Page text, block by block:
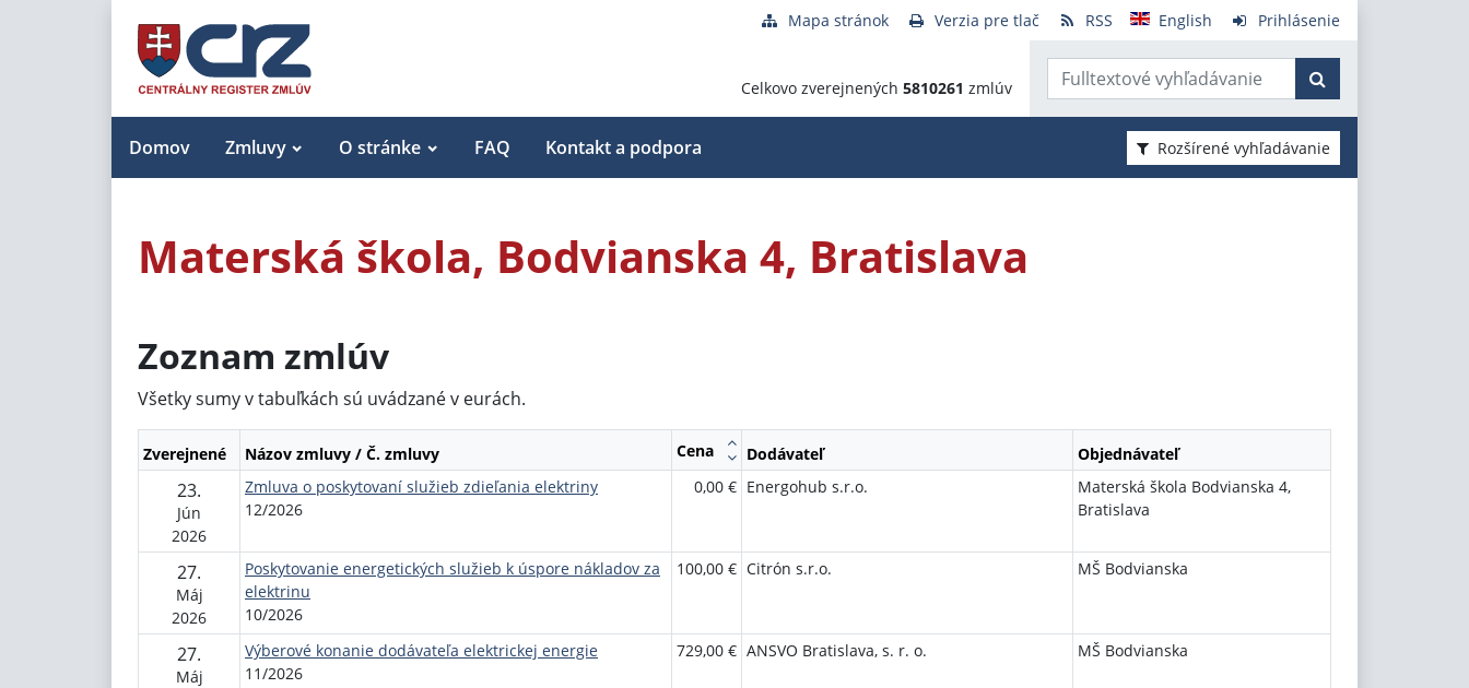
Mapa stránok Verzia pre tlač RSS English Prihlásenie
Celkovo zverejnených 5810261 zmlúv
Domov Zmluvy O stránke FAQ Kontakt a podpora Rozšírené vyhľadávanie
Materská škola, Bodvianska 4, Bratislava
Zoznam zmlúv
Všetky sumy v tabuľkách sú uvádzané v eurách.
Zverejnené Názov zmluvy / Č. zmluvy Cena Dodávateľ Objednávateľ
23.
Jún
2026
Zmluva o poskytovaní služieb zdieľania elektriny
12/2026
0,00 € Energohub s.r.o.
Materská škola Bodvianska 4,
Bratislava
27.
Máj
2026
Poskytovanie energetických služieb k úspore nákladov za
elektrinu
10/2026
100,00 € Citrón s.r.o. MŠ Bodvianska
27.
Máj
Výberové konanie dodávateľa elektrickej energie
11/2026
729,00 € ANSVO Bratislava, s. r. o. MŠ Bodvianska